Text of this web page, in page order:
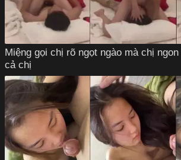
Miệng gọi chị rõ ngọt ngào mà chị
cả chị